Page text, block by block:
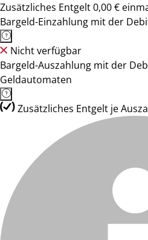
Zusätzliches Entgelt 0,00 €
Bargeld-Einzahlung mit der
Nicht verfügbar
Bargeld-Auszahlung mit der
Geldautomaten
Zusätzliches Entgelt je